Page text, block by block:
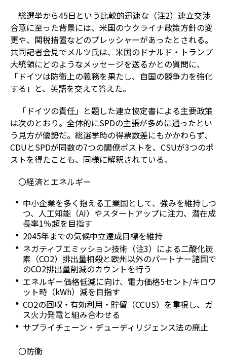
総選挙から45日という比較的迅速な（注2）連立交渉
合意に至った背景には、米国のウクライナ政策方針の変
更や、関税措置などのプレッシャーがあったとされる。
共同記者会見でメルツ氏は、米国のドナルド・トランプ
大統領にどのようなメッセージを送るかとの質問に、
「ドイツは防衛上の義務を果たし、自国の競争力を強化
する」と、英語を交えて答えた。
「ドイツの責任」と題した連立協定書による主要政策
は次のとおり。全体的にSPDの主張が多めに通ったとい
う見方が優勢だ。総選挙時の得票数差にもかかわらず、
CDUとSPDが同数の7つの閣僚ポストを、CSUが3つのポ
ストを得たことも、同様に解釈されている。
〇経済とエネルギー
中小企業を多く抱える工業国として、強みを維持しつ
つ、人工知能（AI）やスタートアップに注力、潜在成
長率1％超を目指す
2045年までの気候中立達成目標を維持
ネガティブエミッション技術（注3）による二酸化炭
素（CO2）排出量相殺と欧州以外のパートナー諸国で
のCO2排出量削減のカウントを行う
エネルギー価格低減に向け、電力価格5セント/キロワ
ット時（kWh）減を目指す
CO2の回収・有効利用・貯留（CCUS）を重視し、ガ
ス火力発電と組み合わせる
サプライチェーン・デューディリジェンス法の廃止
〇防衛